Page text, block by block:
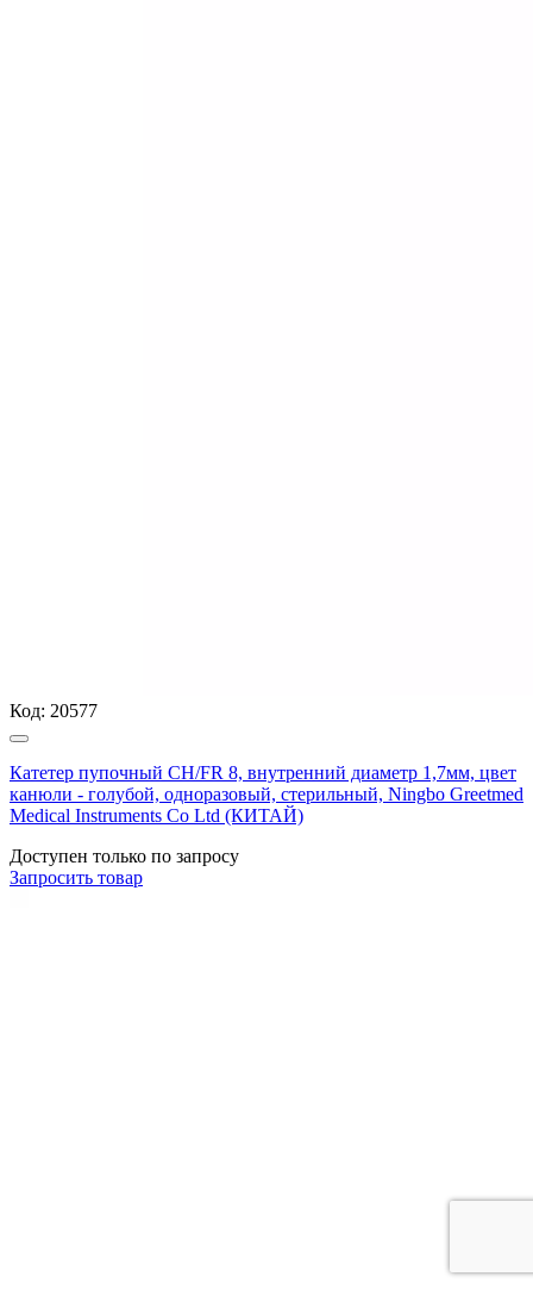
Код: 20577
Катетер пупочный CH/FR 8, внутренний диаметр 1,7мм, цвет
канюли - голубой, одноразовый, стерильный, Ningbo Greetmed
Medical Instruments Co Ltd (КИТАЙ)
Доступен только по запросу
Запросить товар